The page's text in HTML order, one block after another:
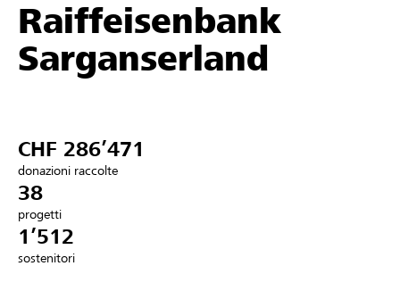
Sostenere
Aiuto & supporto
Collegarsi
Raiffeisenbank
Sarganserland
CHF 286’471
donazioni raccolte
38
progetti
1’512
sostenitori